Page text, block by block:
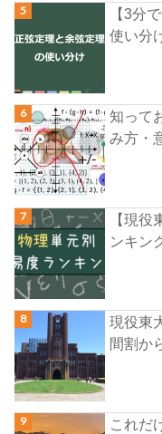
【3分
使い分
知って
み方・
【現
ンキン
現役東
間割か
これだ